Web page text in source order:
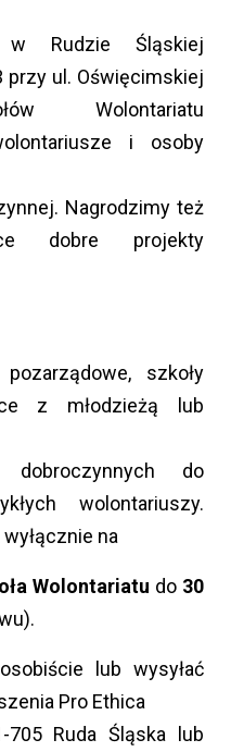
Rudzie Śląskiej
przy ul. Oświęcimskiej
Wolontariatu
i osoby
Nagrodzimy też
dobre projekty
szkoły
z młodzieżą lub
do
wolontariuszy.
na
Wolontariatu do 30
lub wysyłać
Pro Ethica
705 Ruda Śląska lub